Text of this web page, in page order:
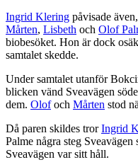
Ingrid Klering påvisade
Mårten, Lisbeth och Olof
biobesöket. Hon är dock
samtalet skedde.
Under samtalet utanför
blicken vänd Sveavägen
dem. Olofoch Mårten stod
Då paren skildes trorIngrid
Palme några steg
Sveavägen var sitt håll.